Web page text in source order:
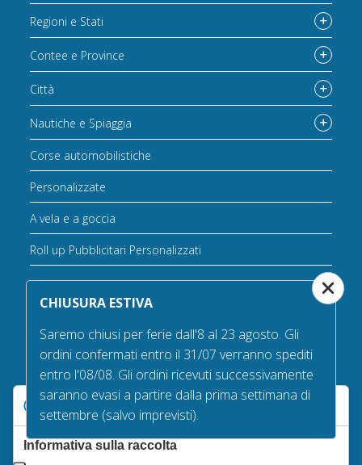
Regioni e Stati
Contee e Province
Città
Nautiche e Spiaggia
Corse automobilistiche
Personalizzate
A vela e a goccia
Roll up Pubblicitari Personalizzati
Gagliardetti Personalizzati
Maniche a vento
Storiche
Pirati
Bandiere in offerta
CHIUSURA ESTIVA
Saremo chiusi per ferie dall'8 al 23 agosto. Gli
ordini confermati entro il 31/07 verranno spediti
entro l'08/08. Gli ordini ricevuti successivamente
saranno evasi a partire dalla prima settimana di
settembre (salvo imprevisti).
Le tue preferenze relative alla privacy
Informativa sulla raccolta